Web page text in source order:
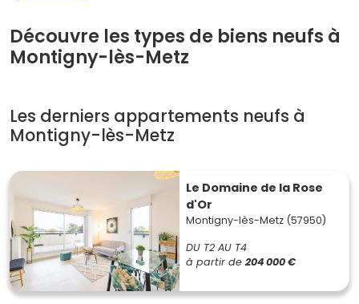
lès-Metz
Localisation stratégique: à la frontière de Metz et
Le Met'et la proximité des lignesMettis facilitent les
trajets du quotidien.
commerces de proximité, établissements scolaires, parcs
et berges du
canal de Jouy
à portée de balade. C'est un
compromis parfait entre ville et tranquillité.
Demande locative solide: la proximité de
des pôles d'emploi (Technopôle, hôpital de Mercy,
administrations) et des campus renforce l'attractivité
des petites et moyennes surfaces pour les étudiants et
Découvre les types de biens neufs à
Montigny-lès-Metz
Les derniers appartements neufs à
Montigny-lès-Metz
Le Domaine de la Rose
d'Or
Montigny-lès-Metz (57950)
DU T2 AU T4
à partir de 204 000 €